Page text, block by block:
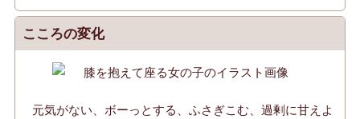
こころの変化
元気がない、ボーっとする、ふさぎこむ、過剰に甘えよ